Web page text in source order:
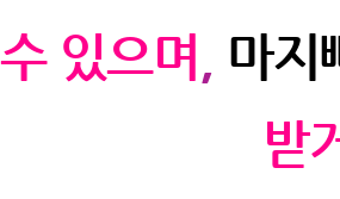
있으며 , 마지
받